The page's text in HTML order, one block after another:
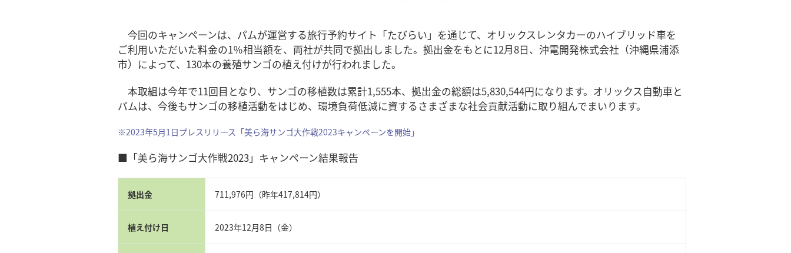
今回のキャンペーンは、パムが運営する旅行予約サイト「たびらい」を通じて、オリックスレンタカーのハイブリッド車を
ご利用いただいた料金の1％相当額を、両社が共同で拠出しました。拠出金をもとに12月8日、沖電開発株式会社（沖縄県浦添
市）によって、130本の養殖サンゴの植え付けが行われました。
本取組は今年で11回目となり、サンゴの移植数は累計1,555本、拠出金の総額は5,830,544円になります。オリックス自動車と
パムは、今後もサンゴの移植活動をはじめ、環境負荷低減に資するさまざまな社会貢献活動に取り組んでまいります。
※2023年5月1日プレスリリース「美ら海サンゴ大作戦2023キャンペーンを開始」
■「美ら海サンゴ大作戦2023」キャンペーン結果報告
拠出金 711,976円（昨年417,814円）
植え付け日 2023年12月8日（金）